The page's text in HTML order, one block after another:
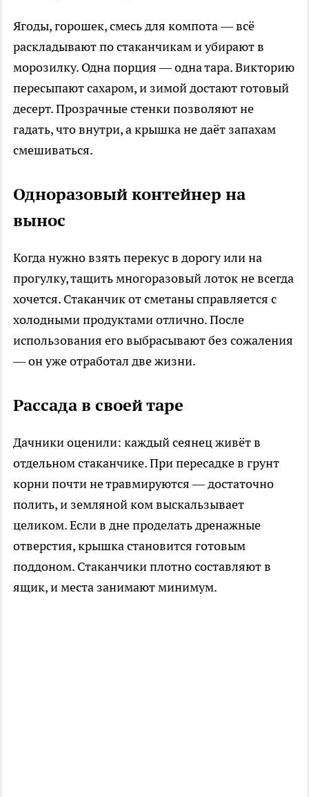
Ягоды, горошек, смесь для компота — всё
раскладывают по стаканчикам и убирают в
морозилку. Одна порция — одна тара. Викторию
пересыпают сахаром, и зимой достают готовый
десерт. Прозрачные стенки позволяют не
гадать, что внутри, а крышка не даёт запахам
смешиваться.
Одноразовый контейнер на
вынос
Когда нужно взять перекус в дорогу или на
прогулку, тащить многоразовый лоток не всегда
хочется. Стаканчик от сметаны справляется с
холодными продуктами отлично. После
использования его выбрасывают без сожаления
— он уже отработал две жизни.
Рассада в своей таре
Дачники оценили: каждый сеянец живёт в
отдельном стаканчике. При пересадке в грунт
корни почти не травмируются — достаточно
полить, и земляной ком выскальзывает
целиком. Если в дне проделать дренажные
отверстия, крышка становится готовым
поддоном. Стаканчики плотно составляют в
ящик, и места занимают минимум.